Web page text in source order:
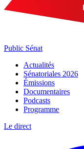
Public Sénat
Actualités
Sénatoriales 2026
Émissions
Documentaires
Podcasts
Programme
Le direct